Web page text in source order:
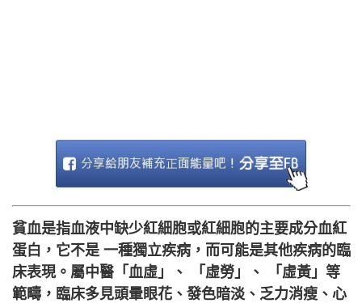
貧血是指血液中缺少紅細胞或紅細胞的主要成分血紅
蛋白，它不是 一種獨立疾病，而可能是其他疾病的臨
床表現。屬中醫「血虛」、 「虛勞」、 「虛黃」等
範疇，臨床多見頭暈眼花、發色暗淡、乏力消瘦、心